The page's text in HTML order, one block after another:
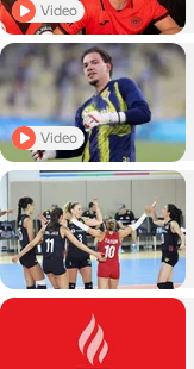
Video
Video